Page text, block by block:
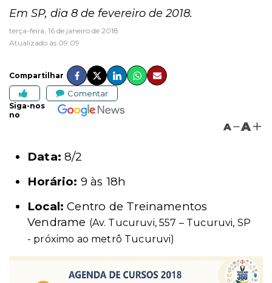
Em SP, dia 8 de fevereiro de 2018.
terça-feira, 16 de janeiro de 2018
Atualizado às 09:09
Compartilhar
Comentar
Siga-nos
no
A A
Data: 8/2
Horário: 9 às 18h
Local: Centro de Treinamentos
Vendrame (Av. Tucuruvi, 557 – Tucuruvi, SP
- próximo ao metrô Tucuruvi)